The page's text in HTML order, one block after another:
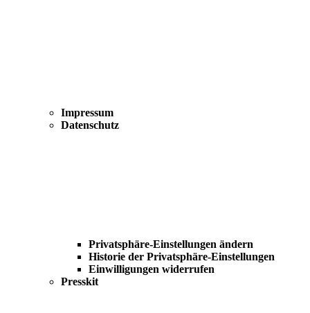
Impressum
Datenschutz
Privatsphäre-Einstellungen ändern
Historie der Privatsphäre-Einstellungen
Einwilligungen widerrufen
Presskit